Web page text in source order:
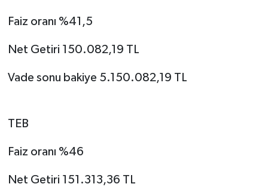
Faiz oranı %41,5
Net Getiri 150.082,19 TL
Vade sonu bakiye 5.150.082,19 TL
TEB
Faiz oranı %46
Net Getiri 151.313,36 TL